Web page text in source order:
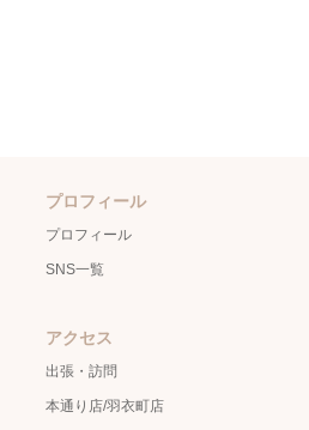
プロフィール
プロフィール
SNS一覧
アクセス
出張・訪問
本通り店/羽衣町店